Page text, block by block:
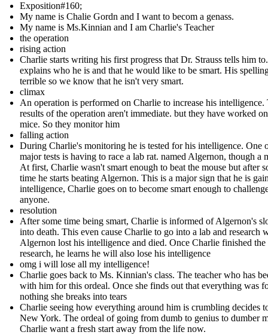
Exposition#160;
My name is Chalie Gordn and I want to becom a genass.
My name is Ms.Kinnian and I am Charlie's Teacher
the operation
rising action
Charlie starts writing his first progress that Dr. Strauss tells him
explains who he is and that he would like to be smart. His
terrible so we know that he isn't very smart.
climax
An operation is performed on Charlie to increase his intelligence.
results of the operation aren't immediate. but they have worked
mice. So they monitor him
falling action
During Charlie's monitoring he is tested for his intelligence. One
major tests is having to race a lab rat. named Algernon, though a
At first, Charlie wasn't smart enough to beat the mouse but after
time he starts beating Algernon. This is a major sign that he is
intelligence, Charlie goes on to become smart enough to
anyone.
resolution
After some time being smart, Charlie is informed of Algernon's
into death. This even cause Charlie to go into a lab and research
Algernon lost his intelligence and died. Once Charlie finished the
research, he learns he will also lose his intelligence
omg i will lose all my intelligence!
Charlie goes back to Ms. Kinnian's class. The teacher who has
with him for this ordeal. Once she finds out that everything was
nothing she breaks into tears
Charlie seeing how everything around him is crumbling decides
New York. The ordeal of going from dumb to genius to dumber
Charlie want a fresh start away from the life now.